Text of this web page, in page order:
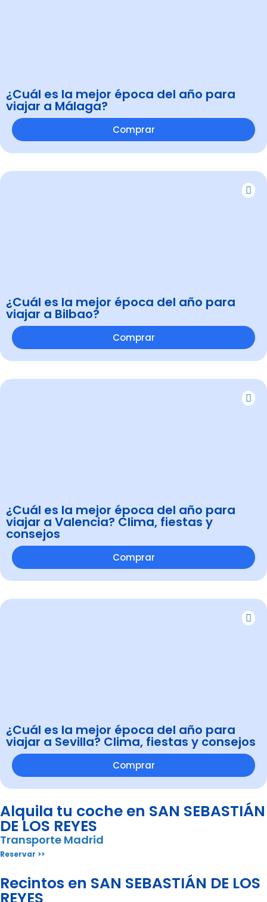
¿Cuál es la mejor época del año para
viajar a Málaga?
Comprar
¿Cuál es la mejor época del año para
viajar a Bilbao?
Comprar
¿Cuál es la mejor época del año para
viajar a Valencia? Clima, fiestas y
consejos
Comprar
¿Cuál es la mejor época del año para
viajar a Sevilla? Clima, fiestas y consejos
Comprar
Alquila tu coche en SAN SEBASTIÁN
DE LOS REYES
Transporte Madrid
Reservar >>
Recintos en SAN SEBASTIÁN DE LOS
REYES